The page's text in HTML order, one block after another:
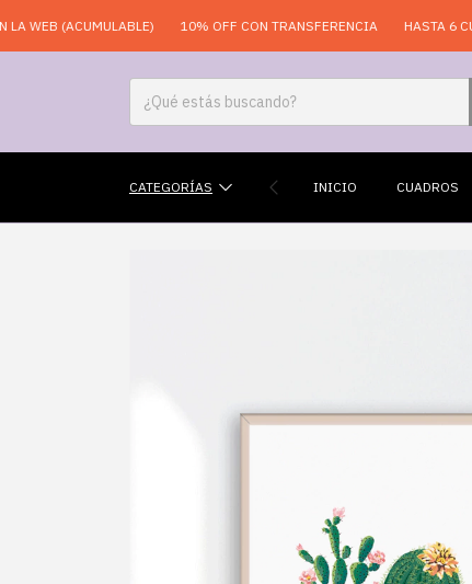
(ACUMULABLE) 10% OFF CON TRANSFERENCIA HASTA 6
CATEGORÍAS INICIO CUADROS